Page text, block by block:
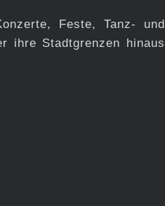
Feste, Tanz- und
ihre Stadtgrenzen hinaus